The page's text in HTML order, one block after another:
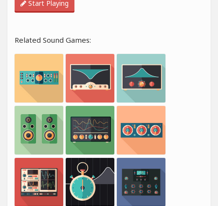
Start Playing
Related Sound Games: